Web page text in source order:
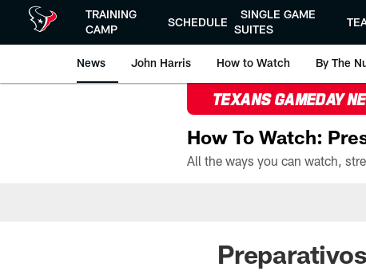
TRAINING
CAMP
SCHEDULE
SINGLE GAME
SUITES
News John Harris How to Watch By The
TEXANS GAMEDAY
How To Watch: